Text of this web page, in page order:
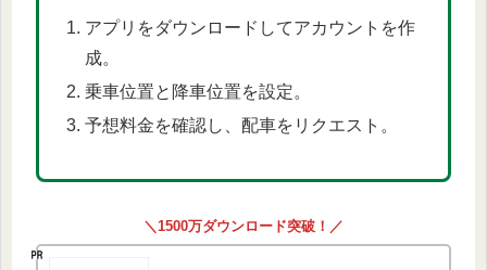
アプリをダウンロードしてアカウントを作
成。
乗車位置と降車位置を設定。
予想料金を確認し、配車をリクエスト。
＼1500万ダウンロード突破！／